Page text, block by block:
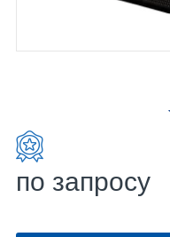
по запросу